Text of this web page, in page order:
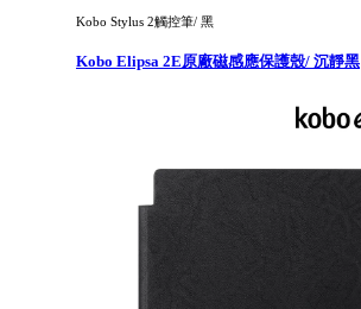
Kobo Stylus 2觸控筆/ 黑
Kobo Elipsa 2E原廠磁感應保護殼/ 沉靜黑